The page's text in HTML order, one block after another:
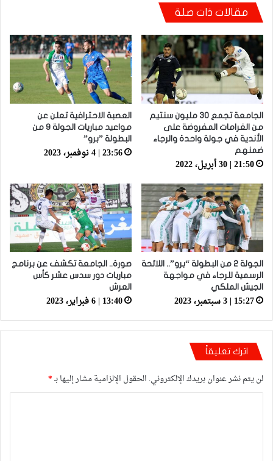
مقالات ذات صلة
الجامعة تجمع 30 مليون سنتيم
من الغرامات المفروضة على
الأندية في جولة واحدة والرجاء
ضمنهم
21:50 | 30 أبريل، 2022
العصبة الاحترافية تعلن عن
مواعيد مباريات الجولة 9 من
البطولة ”برو”
23:56 | 4 نوفمبر، 2023
الجولة 2 من البطولة “برو”.. اللائحة
الرسمية للرجاء في مواجهة
الجيش الملكي
15:27 | 3 سبتمبر، 2023
صورة.. الجامعة تكشف عن برنامج
مباريات دور سدس عشر كأس
العرش
13:40 | 6 فبراير، 2023
اترك تعليقاً
لن يتم نشر عنوان بريدك الإلكتروني. الحقول الإلزامية مشار إليها بـ*